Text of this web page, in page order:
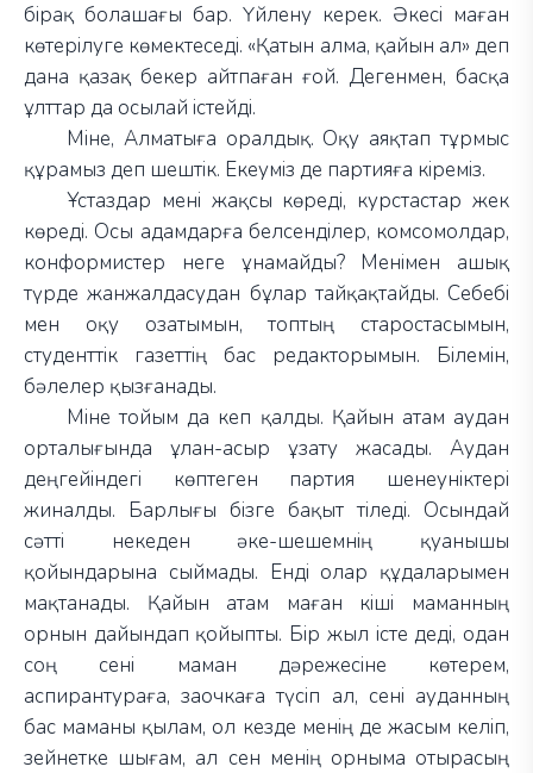
бірақ болашағы бар. Үйлену керек. Әкесі маған
көтерілуге көмектеседі. «Қатын алма, қайын ал» деп
дана қазақ бекер айтпаған ғой. Дегенмен, басқа
ұлттар да осылай істейді.
Міне, Алматыға оралдық. Оқу аяқтап тұрмыс
құрамыз деп шештік. Екеуміз де партияға кіреміз.
Ұстаздар мені жақсы көреді, курстастар жек
көреді. Осы адамдарға белсенділер, комсомолдар,
конформистер неге ұнамайды? Менімен ашық
түрде жанжалдасудан бұлар тайқақтайды. Себебі
мен оқу озатымын, топтың старостасымын,
студенттік газеттің бас редакторымын. Білемін,
бәлелер қызғанады.
Міне тойым да кеп қалды. Қайын атам аудан
орталығында ұлан-асыр ұзату жасады. Аудан
деңгейіндегі көптеген партия шенеуніктері
жиналды. Барлығы бізге бақыт тіледі. Осындай
сәтті некеден әке-шешемнің қуанышы
қойындарына сыймады. Енді олар құдаларымен
мақтанады. Қайын атам маған кіші маманның
орнын дайындап қойыпты. Бір жыл істе деді, одан
соң сені маман дәрежесіне көтерем,
аспирантураға, заочкаға түсіп ал, сені ауданның
бас маманы қылам, ол кезде менің де жасым келіп,
зейнетке шығам, ал сен менің орныма отырасың